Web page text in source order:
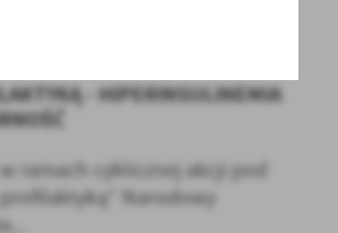
- HIPERINSULINEMIA
ramach cyklicznej akcji pod
Narodowy